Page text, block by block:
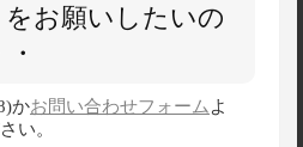
をお願いしたいの
かお問い合わせフォーム よ
い。